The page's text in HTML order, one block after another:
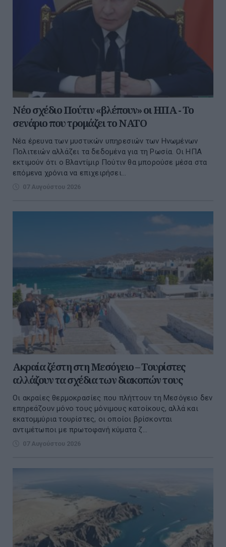
Νέο σχέδιο Πούτιν «βλέπουν» οι ΗΠΑ - Το
σενάριο που τρομάζει το ΝΑΤΟ
Νέα έρευνα των μυστικών υπηρεσιών των Ηνωμένων
Πολιτειών αλλάζει τα δεδομένα για τη Ρωσία. Οι ΗΠΑ
εκτιμούν ότι ο Βλαντίμιρ Πούτιν θα μπορούσε μέσα στα
επόμενα χρόνια να επιχειρήσει...
07 Αυγούστου 2026
Ακραία ζέστη στη Μεσόγειο – Τουρίστες
αλλάζουν τα σχέδια των διακοπών τους
Οι ακραίες θερμοκρασίες που πλήττουν τη Μεσόγειο δεν
επηρεάζουν μόνο τους μόνιμους κατοίκους, αλλά και
εκατομμύρια τουρίστες, οι οποίοι βρίσκονται
αντιμέτωποι με πρωτοφανή κύματα ζ...
07 Αυγούστου 2026